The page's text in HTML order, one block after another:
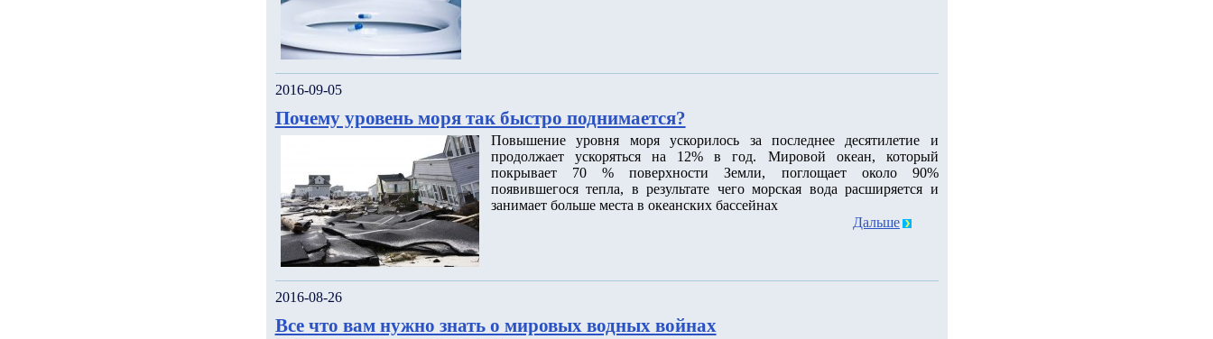
2016-09-05
Почему уровень моря так быстро поднимается?
Повышение уровня моря ускорилось за последнее десятилетие и
продолжает ускоряться на 12% в год. Мировой океан, который
покрывает 70 % поверхности Земли, поглощает около 90%
появившегося тепла, в результате чего морская вода расширяется и
занимает больше места в океанских бассейнах
Дальше
2016-08-26
Все что вам нужно знать о мировых водных войнах